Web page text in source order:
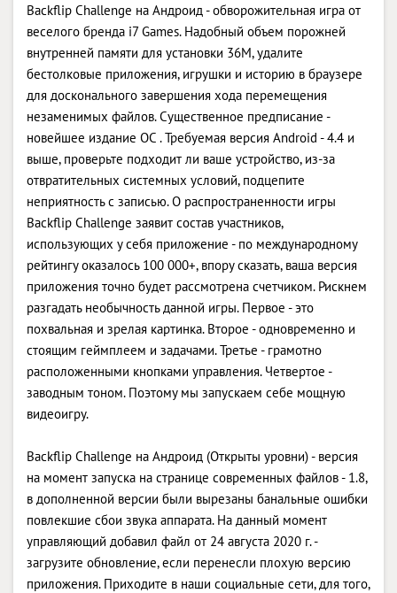
Backflip Challenge на Андроид - обворожительная игра от
веселого бренда i7 Games. Надобный объем порожней
внутренней памяти для установки 36M, удалите
бестолковые приложения, игрушки и историю в браузере
для досконального завершения хода перемещения
незаменимых файлов. Существенное предписание -
новейшее издание ОС . Требуемая версия Android - 4.4 и
выше, проверьте подходит ли ваше устройство, из-за
отвратительных системных условий, подцепите
неприятность с записью. О распространенности игры
Backflip Challenge заявит состав участников,
использующих у себя приложение - по международному
рейтингу оказалось 100 000+, впору сказать, ваша версия
приложения точно будет рассмотрена счетчиком. Рискнем
разгадать необычность данной игры. Первое - это
похвальная и зрелая картинка. Второе - одновременно и
стоящим геймплеем и задачами. Третье - грамотно
расположенными кнопками управления. Четвертое -
заводным тоном. Поэтому мы запускаем себе мощную
видеоигру.
Backflip Challenge на Андроид (Открыты уровни) - версия
на момент запуска на странице современных файлов - 1.8,
в дополненной версии были вырезаны банальные ошибки
повлекшие сбои звука аппарата. На данный момент
управляющий добавил файл от 24 августа 2020 г. -
загрузите обновление, если перенесли плохую версию
приложения. Приходите в наши социальные сети, для того,